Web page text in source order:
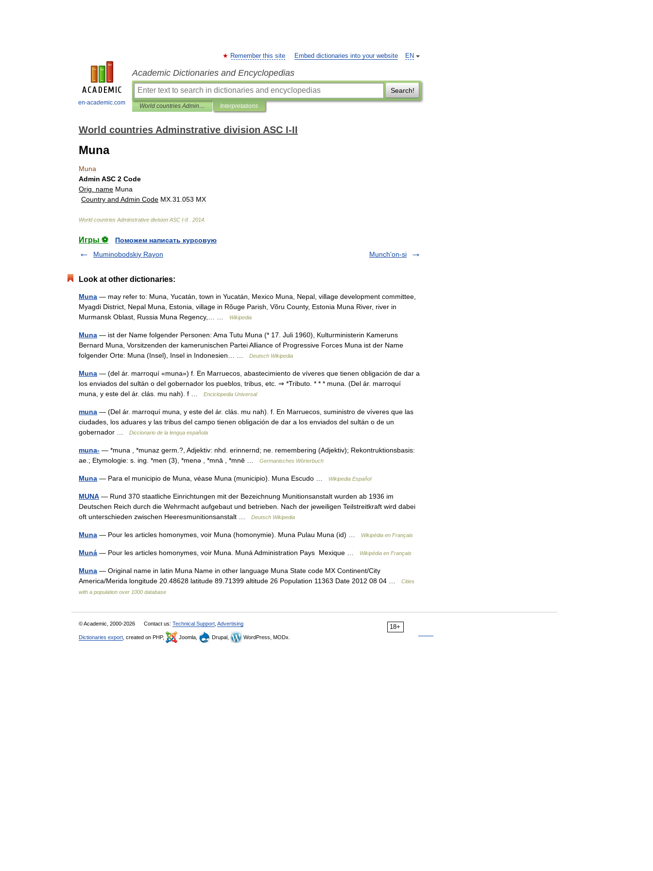
en-academic.com
EN
Remember this site Embed dictionaries into your website
Academic Dictionaries and Encyclopedias
Search!
World countries Adminstrative division ASC I-II Interpretations
World countries Adminstrative division ASC I-II
Muna
Muna
Admin ASC 2 Code
Orig
name Muna
Country and Admin Code MX 31 053 MX
World countries Adminstrative division ASC I-II 2014
Игры ⚽
Поможем написать курсовую
Muminobodskiy Rayon
Munch'on-si
Look at other dictionaries:
Muna — may refer to: Muna, Yucatán, town in Yucatán, Mexico Muna, Nepal, village development committee,
Myagdi District, Nepal Muna, Estonia, village in Rõuge Parish, Võru County, Estonia Muna River, river in
Murmansk Oblast, Russia Muna Regency,… …
Wikipedia
Muna — ist der Name folgender Personen: Ama Tutu Muna (* 17. Juli 1960), Kulturministerin Kameruns
Bernard Muna, Vorsitzenden der kamerunischen Partei Alliance of Progressive Forces Muna ist der Name
folgender Orte: Muna (Insel), Insel in Indonesien… …
Deutsch Wikipedia
Muna — (del ár. marroquí «muna») f. En Marruecos, abastecimiento de víveres que tienen obligación de dar a
los enviados del sultán o del gobernador los pueblos, tribus, etc. ⇒ *Tributo. * * * muna. (Del ár. marroquí
muna, y este del ár. clás. mu nah). f …
Enciclopedia Universal
muna — (Del ár. marroquí muna, y este del ár. clás. mu nah). f. En Marruecos, suministro de víveres que las
ciudades, los aduares y las tribus del campo tienen obligación de dar a los enviados del sultán o de un
gobernador …
Diccionario de la lengua española
muna- — *muna , *munaz germ.?, Adjektiv: nhd. erinnernd; ne. remembering (Adjektiv); Rekontruktionsbasis:
ae.; Etymologie: s. ing. *men (3), *menə , *mnā , *mnē …
Germanisches Wörterbuch
Muna — Para el municipio de Muna, véase Muna (municipio). Muna Escudo … Wikipedia Español
MUNA — Rund 370 staatliche Einrichtungen mit der Bezeichnung Munitionsanstalt wurden ab 1936 im
Deutschen Reich durch die Wehrmacht aufgebaut und betrieben. Nach der jeweiligen Teilstreitkraft wird dabei
oft unterschieden zwischen Heeresmunitionsanstalt …
Deutsch Wikipedia
Muna — Pour les articles homonymes, voir Muna (homonymie). Muna Pulau Muna (id) … Wikipédia en Français
Muná — Pour les articles homonymes, voir Muna. Muná Administration Pays Mexique … Wikipédia en Français
Muna — Original name in latin Muna Name in other language Muna State code MX Continent/City
America/Merida longitude 20.48628 latitude 89.71399 altitude 26 Population 11363 Date 2012 08 04 …
Cities
with a population over 1000 database
18+
© Academic, 2000-2026 Contact us: Technical Support Advertising
Dictionaries export , created on PHP, Joomla, Drupal, WordPress, MODx.